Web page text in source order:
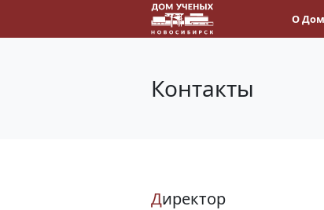
О
Контакты
Директор